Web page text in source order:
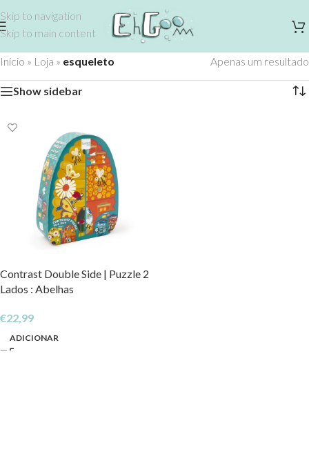
Skip to navigation
Skip to main content
Início » Loja » esqueleto Apenas um resultado
Show sidebar
Contrast Double Side | Puzzle 2
Lados : Abelhas
€22,99
ADICIONAR